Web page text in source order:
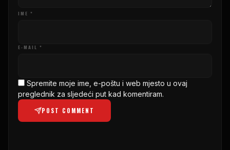
IME *
E-MAIL *
Spremite moje ime, e-poštu i web mjesto u ovaj
preglednik za sljedeći put kad komentiram.
POST COMMENT